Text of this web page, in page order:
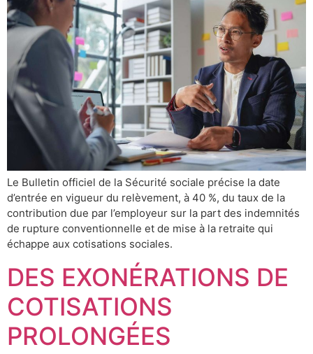
Le Bulletin officiel de la Sécurité sociale précise la date
d’entrée en vigueur du relèvement, à 40 %, du taux de la
contribution due par l’employeur sur la part des indemnités
de rupture conventionnelle et de mise à la retraite qui
échappe aux cotisations sociales.
DES EXONÉRATIONS DE
COTISATIONS
PROLONGÉES